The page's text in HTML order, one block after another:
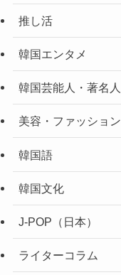
推し活
韓国エンタメ
韓国芸能人・著名人
美容・ファッション
韓国語
韓国文化
J-POP（日本）
ライターコラム